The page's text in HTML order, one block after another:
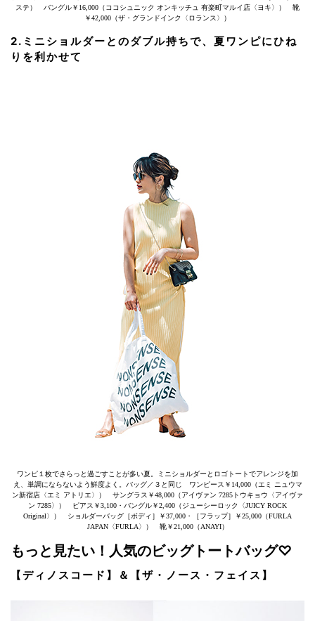
ステ） バングル￥16,000（ココシュニック オンキッチュ 有楽町マルイ店〈ヨキ〉） 靴
￥42,000（ザ・グランドインク〈ロランス〉）
2.ミニショルダーとのダブル持ちで、夏ワンピにひね
りを利かせて
ワンピ１枚でさらっと過ごすことが多い夏。ミニショルダーとロゴトートでアレンジを加
え、単調にならないよう鮮度よく。バッグ／３と同じ ワンピース￥14,000（エミ ニュウマ
ン新宿店〈エミ アトリエ〉） サングラス￥48,000（アイヴァン 7285トウキョウ〈アイヴァ
ン 7285〉） ピアス￥3,100・バングル￥2,400（ジューシーロック〈JUICY ROCK
Original〉） ショルダーバッグ［ボディ］￥37,000・［フラップ］￥25,000（FURLA
JAPAN〈FURLA〉） 靴￥21,000（ANAYI）
もっと見たい！人気のビッグトートバッグ♡
【ディノスコード】＆【ザ・ノース・フェイス】